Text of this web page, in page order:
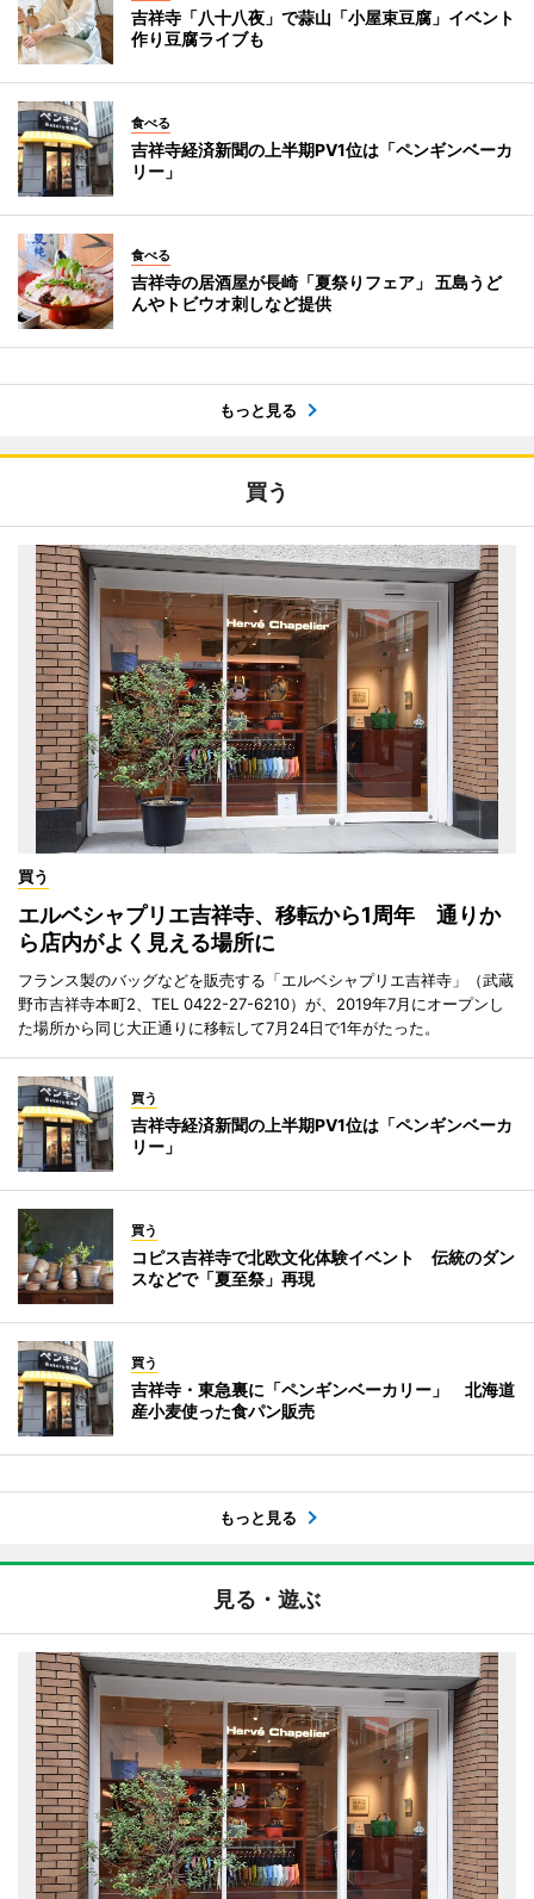
吉祥寺「八十八夜」で蒜山「小屋束豆腐」イベント
作り豆腐ライブも
食べる
吉祥寺経済新聞の上半期PV1位は「ペンギンベーカ
リー」
食べる
吉祥寺の居酒屋が長崎「夏祭りフェア」 五島うど
んやトビウオ刺しなど提供
もっと見る
買う
買う
エルベシャプリエ吉祥寺、移転から1周年 通りか
ら店内がよく見える場所に
フランス製のバッグなどを販売する「エルベシャプリエ吉祥寺」（武蔵
野市吉祥寺本町2、TEL 0422-27-6210）が、2019年7月にオープンし
た場所から同じ大正通りに移転して7月24日で1年がたった。
買う
吉祥寺経済新聞の上半期PV1位は「ペンギンベーカ
リー」
買う
コピス吉祥寺で北欧文化体験イベント 伝統のダン
スなどで「夏至祭」再現
買う
吉祥寺・東急裏に「ペンギンベーカリー」 北海道
産小麦使った食パン販売
もっと見る
見る・遊ぶ